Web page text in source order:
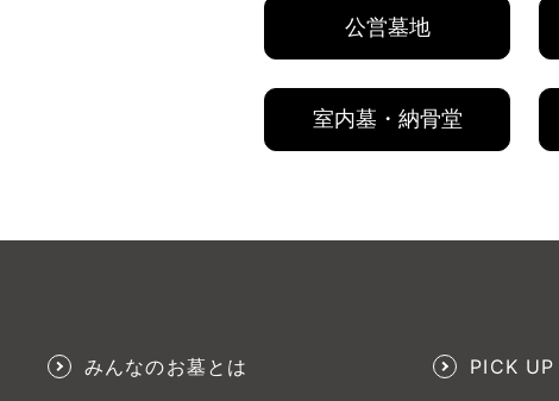
公営墓地
室内墓・納骨堂
みんなのお墓とは PICK UP